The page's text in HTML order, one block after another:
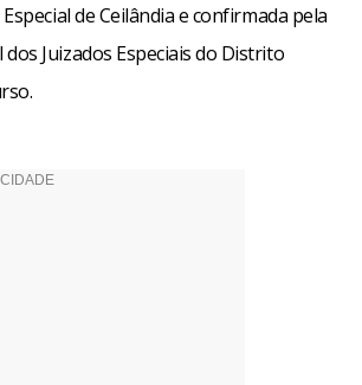
Especial de Ceilândia e confirmada pela
dos Juizados Especiais do Distrito